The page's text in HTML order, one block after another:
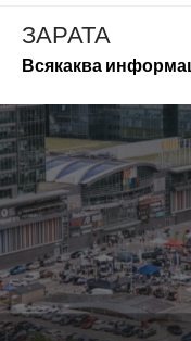
Skip
content
ЗАРАТА
Всякаква